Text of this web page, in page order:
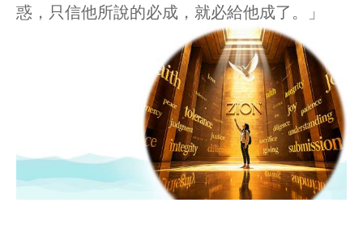
惑，只信他所說的必成，就必給他成了。」